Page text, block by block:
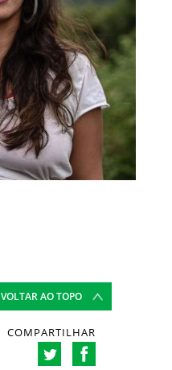
VOLTAR AO TOPO
COMPARTILHAR